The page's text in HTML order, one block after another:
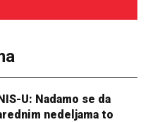
U: Nadamo se da
nedeljama to